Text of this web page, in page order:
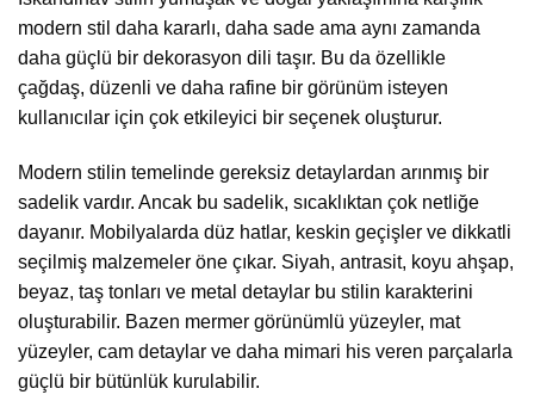
modern stil daha kararlı, daha sade ama aynı zamanda
daha güçlü bir dekorasyon dili taşır. Bu da özellikle
çağdaş, düzenli ve daha rafine bir görünüm isteyen
kullanıcılar için çok etkileyici bir seçenek oluşturur.
Modern stilin temelinde gereksiz detaylardan arınmış bir
sadelik vardır. Ancak bu sadelik, sıcaklıktan çok netliğe
dayanır. Mobilyalarda düz hatlar, keskin geçişler ve dikkatli
seçilmiş malzemeler öne çıkar. Siyah, antrasit, koyu ahşap,
beyaz, taş tonları ve metal detaylar bu stilin karakterini
oluşturabilir. Bazen mermer görünümlü yüzeyler, mat
yüzeyler, cam detaylar ve daha mimari his veren parçalarla
güçlü bir bütünlük kurulabilir.